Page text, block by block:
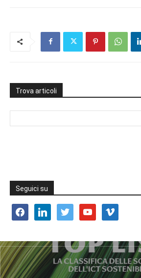
Trova articoli
Seguici su
facebooklinkedin twitter youtube vimeo